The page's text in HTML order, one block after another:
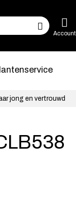
Account
jong en vertrouwd